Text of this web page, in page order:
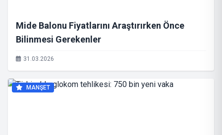
Mide Balonu Fiyatlarını Araştırırken Önce
Bilinmesi Gerekenler
31.03.2026
MANŞET